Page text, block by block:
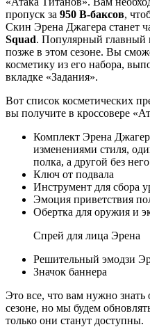
пропуск за 950 В-баксов,
Скин Эрена Джагера станет
Squad. Популярный главный
позже в этом сезоне. Вы
косметику из его набора,
вкладке «Задания».
Вот список косметических
вы получите в кроссовере
Комплект Эрена
изменениями стиля,
полка, а другой без
Ключ от подвала
Инструмент для сбора
Эмоция приветствия
Обертка для оружия и
Спрей для лица Эрена
Решительный эмодзи
Значок баннера
Это все, что вам нужно
сезоне, но мы будем
только они станут доступны.